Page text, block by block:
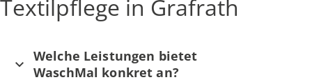
Textilpflege in Grafrath
Welche Leistungen bietet
WaschMal konkret an?